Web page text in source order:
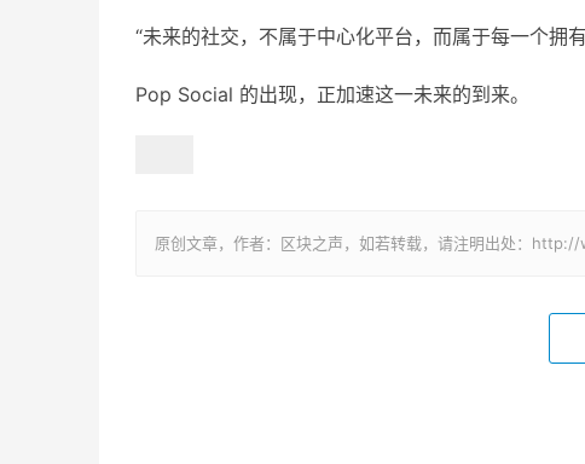
“未来的社交，不属于中心化平台，而属于每一个拥
Pop Social 的出现，正加速这一未来的到来。
原创文章，作者：区块之声，如若转载，请注明出处：